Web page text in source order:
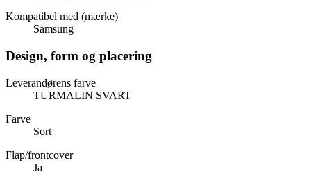
Kompatibel med (mærke)
Samsung
Design, form og placering
Leverandørens farve
TURMALIN SVART
Farve
Sort
Flap/frontcover
Ja